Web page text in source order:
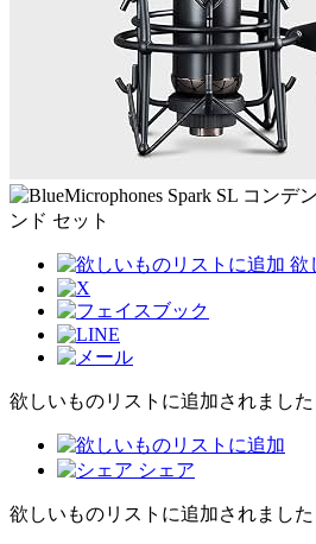
欲
欲しいものリストに追加されました
シェア
欲しいものリストに追加されました